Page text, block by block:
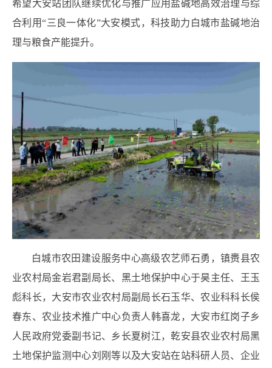
希望大安站团队继续优化与推广应用盐碱地高效治理与综
合利用“三良一体化”大安模式，科技助力白城市盐碱地治
理与粮食产能提升。
白城市农田建设服务中心高级农艺师石勇，镇赉县农
业农村局金岩君副局长、黑土地保护中心于昊主任、王玉
彪科长，大安市农业农村局副局长石玉华、农业科科长侯
春东、农业技术推广中心负责人韩喜龙，大安市红岗子乡
人民政府党委副书记、乡长夏树江，乾安县农业农村局黑
土地保护监测中心刘刚等以及大安站在站科研人员、企业